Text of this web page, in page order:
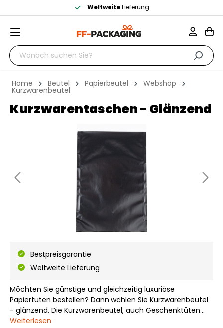
WeltweiteLieferung
Home Beutel Papierbeutel Webshop
Kurzwarenbeutel
Kurzwarentaschen - Glänzend
Bestpreisgarantie
Weltweite Lieferung
Möchten Sie günstige und gleichzeitig luxuriöse
Papiertüten bestellen? Dann wählen Sie Kurzwarenbeutel
- glänzend. Die Kurzwarenbeutel, auch Geschenktüten
genannt, sind in vielen verschiedenen Farben und Größen
Weiterlesen